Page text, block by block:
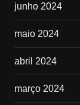
junho 2024
maio 2024
abril 2024
março 2024